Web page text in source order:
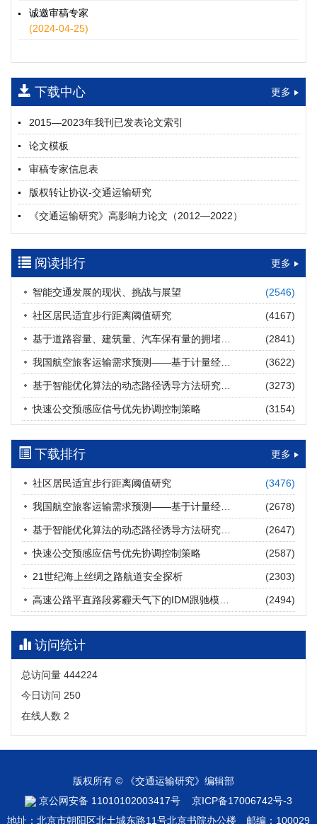
9931.2026.03.010
摘要 (29 ) HTML
师瑞峰, 程龙飞, 张凌志, 王亚彬, 刘状壮
2026, 12(3): 137-150.https://doi.org/10.16503/j.cnki.2095-
9931.2026.03.011
摘要 (14) HTML(13)
基于TimeXer模型的高速公路服务区充电负荷预测
孙偲赫, 宋国华, 朱子俊, 范鹏飞, 石莹
2026, 12(3): 151-162.
9931.2026.03.012
摘要 (19) HTML(19)
多层能源供给网络下高速公路系统韧性提升方法
郝泉霖, 兰富安, 赖波, 陈立栋, 宋志英, 郑帅
2026, 12(3): 163-175.https://doi.org/10.16503/j.cnki.2095-
9931.2026.03.013
摘要 (14) HTML(12)
道路建养运通用碳核算方法及应用
王元庆, 王皎, 刘圆圆, 于谦, 刘聂旸子, 杨诗雨
2026, 12(3): 176-189.https://doi.org/10.16503/j.cnki.2095-
9931.2026.03.014
摘要 (11) HTML(11)
西部陆海新通道氢走廊建设对交通运输领域低碳转型的推动作
用
罗文格, 黄承锋, 关海长
2026, 12(3): 190-201.https://doi.org/10.16503/j.cnki.2095-
9931.2026.03.015
摘要 (22) HTML(21)
交能融合背景下零碳货运走廊利益主体的策略演化与影响因素
张海涛, 姚琛, 唐治豪, 谢明辉, 王元庆
2026, 12(3): 202-216.https://doi.org/10.16503/j.cnki.2095-
9931.2026.03.016
摘要 (20) HTML(18)
诚邀审稿专家
(2024-04-25)
下载中心 更多
2015—2023年我刊已发表论文索引
论文模板
审稿专家信息表
版权转让协议-交通运输研究
《交通运输研究》高影响力论文（2012—2022）
中英文摘要撰写规范及样例
阅读排行 更多
智能交通发展的现状、挑战与展望 (2546)
社区居民适宜步行距离阈值研究 (4167)
(2841)
(3622)
(3273)
快速公交预感应信号优先协调控制策略 (3154)
下载排行 更多
社区居民适宜步行距离阈值研究 (3476)
(2678)
(2647)
快速公交预感应信号优先协调控制策略 (2587)
21世纪海上丝绸之路航道安全探析 (2303)
(2494)
访问统计
总访问量 444224
今日访问 250
在线人数 2
版权所有 © 《交通运输研究》编辑部
京公网安备 11010102003417号
京ICP备17006742号-3
地址：北京市朝阳区北土城东路11号北京书院办公楼 邮编：100029